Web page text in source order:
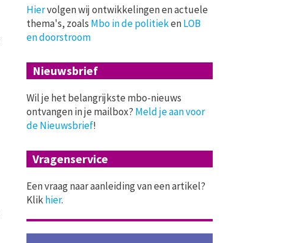
Hiervolgen wij ontwikkelingen en actuele
thema's, zoals Mbo in de politiekenLOB
en doorstroom
Nieuwsbrief
Wil je het belangrijkste mbo-nieuws
ontvangen in je mailbox? Meld je aan voor
de Nieuwsbrief!
Vragenservice
Een vraag naar aanleiding van een artikel?
Klikhier.